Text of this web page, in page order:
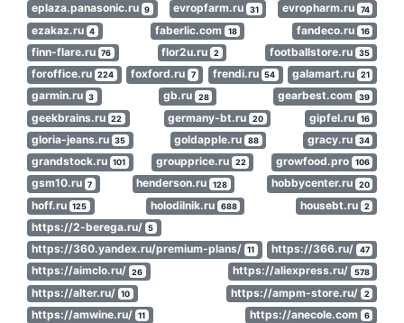
eplaza.panasonic.ru 9 evropfarm.ru 31 evropharm.ru 74
ezakaz.ru 4 faberlic.com 18 fandeco.ru 16
finn-flare.ru 76 flor2u.ru 2 footballstore.ru 35
foroffice.ru 224 foxford.ru 7 frendi.ru 54 galamart.ru 21
garmin.ru 3 gb.ru 28 gearbest.com 39
geekbrains.ru 22 germany-bt.ru 20 gipfel.ru 16
gloria-jeans.ru 35 goldapple.ru 88 gracy.ru 34
grandstock.ru 101 groupprice.ru 22 growfood.pro 106
gsm10.ru 7 henderson.ru 128 hobbycenter.ru 20
hoff.ru 125 holodilnik.ru 688 housebt.ru 2
https://2-berega.ru/ 5
https://360.yandex.ru/premium-plans/ 11 https://366.ru/ 47
https://aimclo.ru/ 26 https://aliexpress.ru/ 578
https://alter.ru/ 10 https://ampm-store.ru/ 2
https://amwine.ru/ 11 https://anecole.com 6